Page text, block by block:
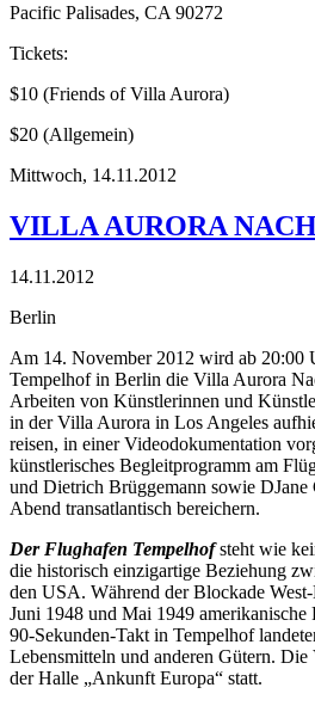
Pacific Palisades, CA 90272
Tickets:
$10 (Friends of Villa Aurora)
$20 (Allgemein)
Mittwoch, 14.11.2012
VILLA AURORA
14.11.2012
Berlin
Am 14. November 2012 wird ab 20:00
Tempelhof in Berlin die Villa Aurora
Arbeiten von Künstlerinnen und
in der Villa Aurora in Los Angeles
reisen, in einer Videodokumentation
künstlerisches Begleitprogramm am
und Dietrich Brüggemann sowie
Abend transatlantisch bereichern.
Der Flughafen Tempelhofsteht wie
die historisch einzigartige Beziehung
den USA. Während der Blockade
Juni 1948 und Mai 1949 amerikanische
90-Sekunden-Takt in Tempelhof
Lebensmitteln und anderen Gütern.
der Halle „Ankunft Europa“ statt.